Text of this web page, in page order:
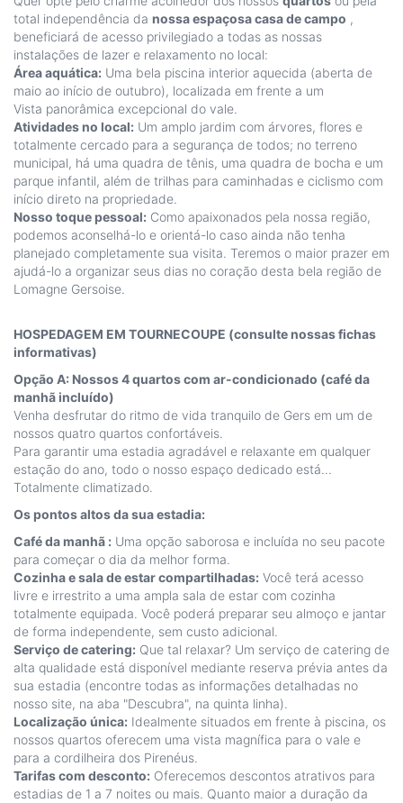
total independência da nossa espaçosa casa de campo ,
beneficiará de acesso privilegiado a todas as nossas
instalações de lazer e relaxamento no local:
Área aquática: Uma bela piscina interior aquecida (aberta de
maio ao início de outubro), localizada em frente a um
Vista panorâmica excepcional do vale.
Atividades no local: Um amplo jardim com árvores, flores e
totalmente cercado para a segurança de todos; no terreno
municipal, há uma quadra de tênis, uma quadra de bocha e um
parque infantil, além de trilhas para caminhadas e ciclismo com
início direto na propriedade.
Nosso toque pessoal: Como apaixonados pela nossa região,
podemos aconselhá-lo e orientá-lo caso ainda não tenha
planejado completamente sua visita. Teremos o maior prazer em
ajudá-lo a organizar seus dias no coração desta bela região de
Lomagne Gersoise.
HOSPEDAGEM EM TOURNECOUPE (consulte nossas fichas
informativas)
Opção A: Nossos 4 quartos com ar-condicionado (café da
manhã incluído)
Venha desfrutar do ritmo de vida tranquilo de Gers em um de
nossos quatro quartos confortáveis.
Para garantir uma estadia agradável e relaxante em qualquer
estação do ano, todo o nosso espaço dedicado está...
Totalmente climatizado.
Os pontos altos da sua estadia:
Café da manhã : Uma opção saborosa e incluída no seu pacote
para começar o dia da melhor forma.
Cozinha e sala de estar compartilhadas: Você terá acesso
livre e irrestrito a uma ampla sala de estar com cozinha
totalmente equipada. Você poderá preparar seu almoço e jantar
de forma independente, sem custo adicional.
Serviço de catering: Que tal relaxar? Um serviço de catering de
alta qualidade está disponível mediante reserva prévia antes da
sua estadia (encontre todas as informações detalhadas no
nosso site, na aba "Descubra", na quinta linha).
Localização única: Idealmente situados em frente à piscina, os
nossos quartos oferecem uma vista magnífica para o vale e
para a cordilheira dos Pirenéus.
Tarifas com desconto: Oferecemos descontos atrativos para
estadias de 1 a 7 noites ou mais. Quanto maior a duração da